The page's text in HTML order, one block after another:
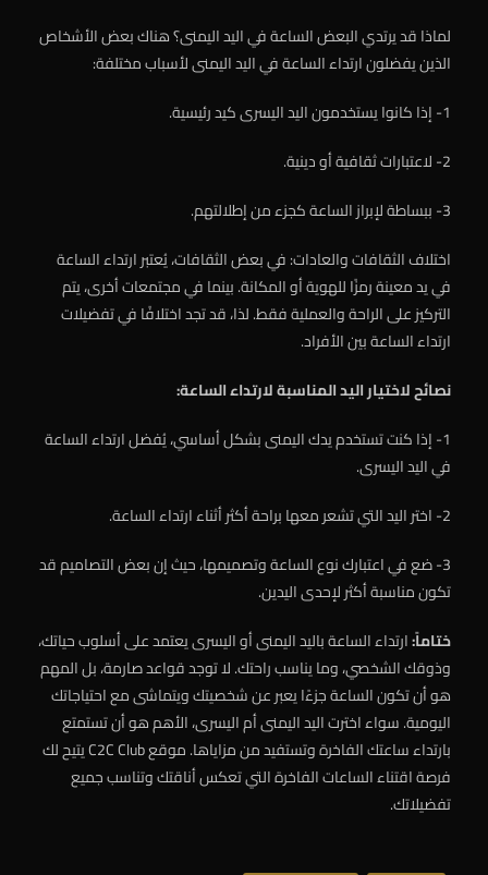
لماذا قد يرتدي البعض الساعة في اليد اليمنى؟ هناك بعض الأشخاص
الذين يفضلون ارتداء الساعة في اليد اليمنى لأسباب مختلفة:
1- إذا كانوا يستخدمون اليد اليسرى كيد رئيسية.
2- لاعتبارات ثقافية أو دينية.
3- ببساطة لإبراز الساعة كجزء من إطلالتهم.
اختلاف الثقافات والعادات: في بعض الثقافات، يُعتبر ارتداء الساعة
في يد معينة رمزًا للهوية أو المكانة. بينما في مجتمعات أخرى، يتم
التركيز على الراحة والعملية فقط. لذا، قد تجد اختلافًا في تفضيلات
ارتداء الساعة بين الأفراد.
نصائح لاختيار اليد المناسبة لارتداء الساعة:
1- إذا كنت تستخدم يدك اليمنى بشكل أساسي، يُفضل ارتداء الساعة
في اليد اليسرى.
2- اختر اليد التي تشعر معها براحة أكثر أثناء ارتداء الساعة.
3- ضع في اعتبارك نوع الساعة وتصميمها، حيث إن بعض التصاميم قد
تكون مناسبة أكثر لإحدى اليدين.
ختاماً:ارتداء الساعة باليد اليمنى أو اليسرى يعتمد على أسلوب حياتك،
وذوقك الشخصي، وما يناسب راحتك. لا توجد قواعد صارمة، بل المهم
هو أن تكون الساعة جزءًا يعبر عن شخصيتك ويتماشى مع احتياجاتك
اليومية. سواء اخترت اليد اليمنى أم اليسرى، الأهم هو أن تستمتع
بارتداء ساعتك الفاخرة وتستفيد من مزاياها. موقع C2C Club يتيح لك
فرصة اقتناء الساعات الفاخرة التي تعكس أناقتك وتناسب جميع
تفضيلاتك.